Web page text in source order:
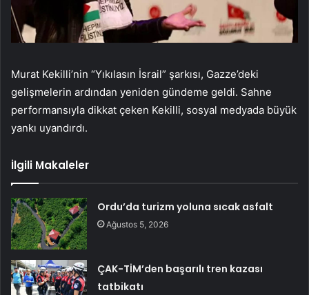
Murat Kekilli’nin “Yıkılasın İsrail” şarkısı, Gazze’deki
gelişmelerin ardından yeniden gündeme geldi. Sahne
performansıyla dikkat çeken Kekilli, sosyal medyada büyük
yankı uyandırdı.
İlgili Makaleler
Ordu’da turizm yoluna sıcak asfalt
Ağustos 5, 2026
ÇAK-TİM’den başarılı tren kazası
tatbikatı